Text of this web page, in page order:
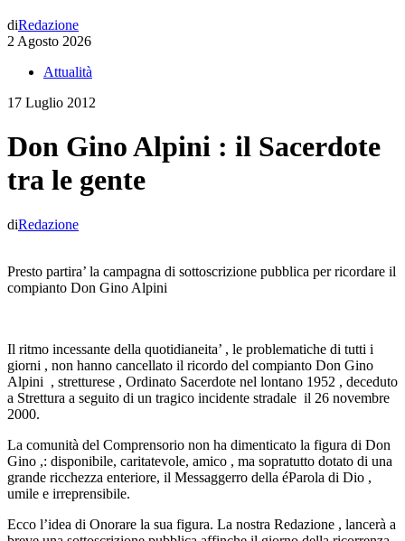
diRedazione
2 Agosto 2026
Attualità
17 Luglio 2012
Don Gino Alpini : il Sacerdote
tra le gente
diRedazione
Presto partira’ la campagna di sottoscrizione pubblica per ricordare il
compianto Don Gino Alpini
Il ritmo incessante della quotidianeita’ , le problematiche di tutti i
giorni , non hanno cancellato il ricordo del compianto Don Gino
Alpini , stretturese , Ordinato Sacerdote nel lontano 1952 , deceduto
a Strettura a seguito di un tragico incidente stradale il 26 novembre
2000.
La comunità del Comprensorio non ha dimenticato la figura di Don
Gino ,: disponibile, caritatevole, amico , ma sopratutto dotato di una
grande ricchezza enteriore, il Messaggerro della éParola di Dio ,
umile e irreprensibile.
Ecco l’idea di Onorare la sua figura. La nostra Redazione , lancerà a